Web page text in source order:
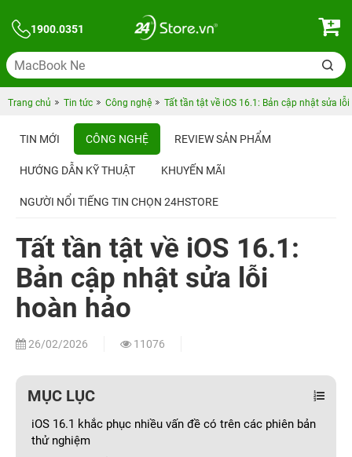
1900.0351
Trang chủ Tin tức Công nghệ Tất tần tật về iOS 16.1: Bản cập nhật sửa
TIN MỚI CÔNG NGHỆ REVIEW SẢN PHẨM
HƯỚNG DẪN KỸ THUẬT KHUYẾN MÃI
NGƯỜI NỔI TIẾNG TIN CHỌN 24HSTORE
Tất tần tật về iOS 16.1:
Bản cập nhật sửa lỗi
hoàn hảo
26/02/2026 11076
MỤC LỤC
iOS 16.1 khắc phục nhiều vấn đề có trên các phiên bản
thử nghiệm